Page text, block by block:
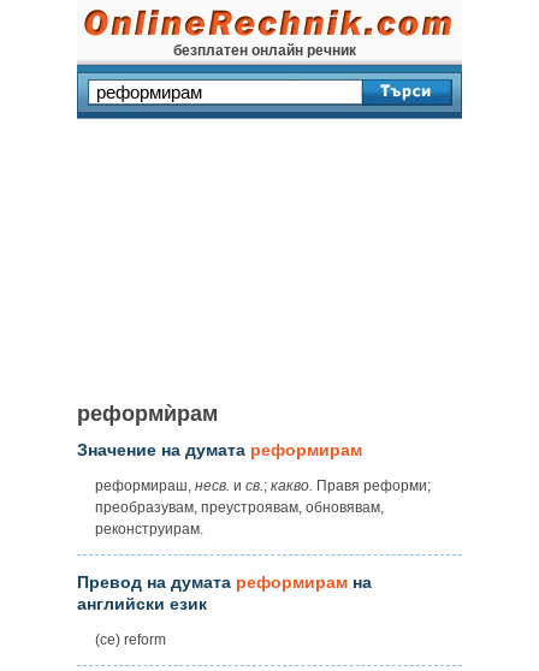
безплатен онлайн речник
реформѝрам
Значение на думата реформирам
реформираш, несв. и св.; какво. Правя реформи;
преобразувам, преустроявам, обновявам,
реконструирам.
Превод на думата реформирам на
английски език
(се) reform